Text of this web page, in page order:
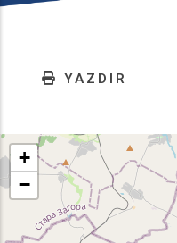
YAZDIR
+
−